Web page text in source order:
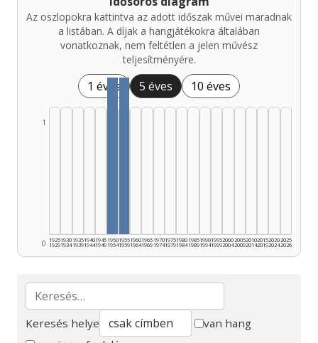
Az oszlopokra kattintva az adott időszak művei maradnak
a listában. A díjak a hangjátékokra általában
vonatkoznak, nem feltétlen a jelen művész
teljesítményére.
1 éves 5 éves 10 éves
0
1
1925
1929
1930
1934
1935
1939
1940
1944
1945
1949
1950
1954
1955
1959
1960
1964
1965
1969
1970
1974
1975
1979
1980
1984
1985
1989
1990
1994
1995
1999
2000
2004
2005
2009
2010
2014
2015
2019
2020
2024
2025
2026
Keresés helye
van hang